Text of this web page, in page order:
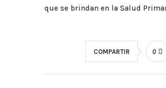
que se brindan en la Salud
COMPARTIR 0